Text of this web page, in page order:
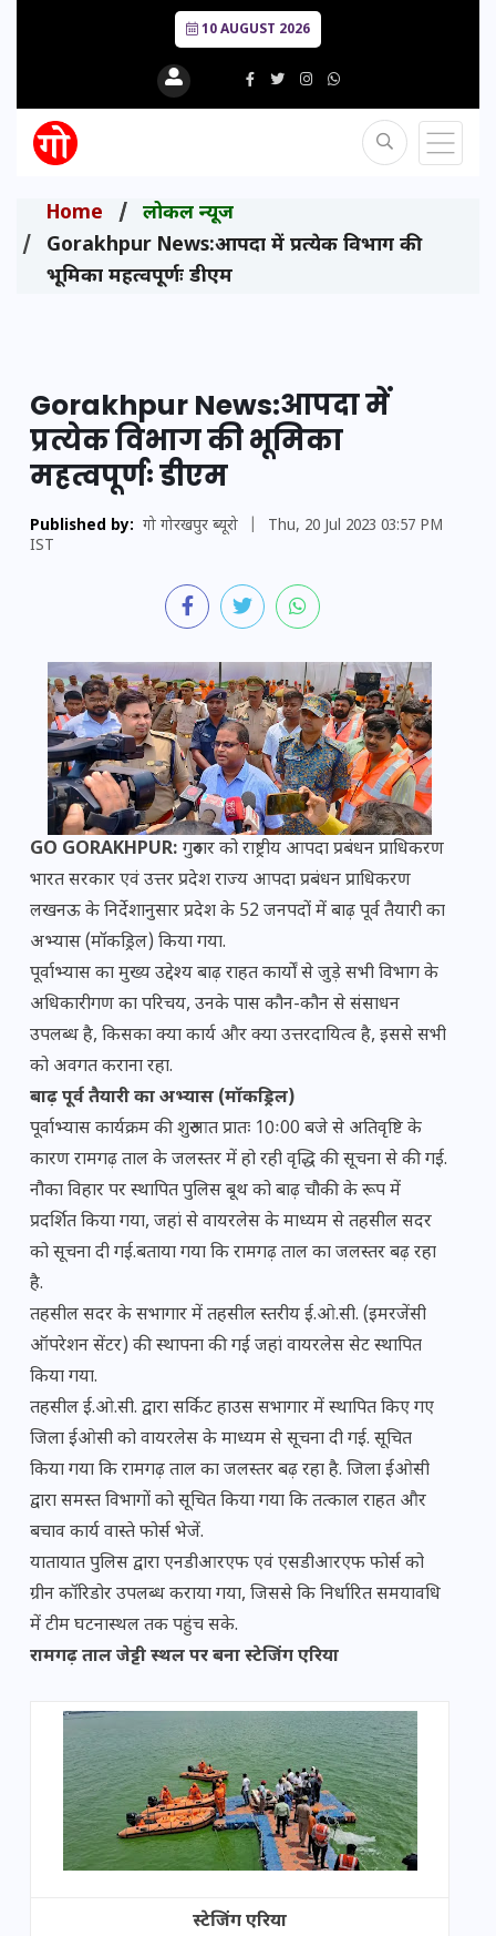
10 AUGUST 2026
Home
लोकल न्यूज
Gorakhpur News:आपदा में प्रत्येक विभाग की
भूमिका महत्वपूर्णः डीएम
Gorakhpur News:आपदा में
प्रत्येक विभाग की भूमिका
महत्वपूर्णः डीएम
Published by: गो गोरखपुर ब्यूरो
Thu, 20 Jul 2023 03:57 PM
IST
GO GORAKHPUR: गुरुवार को राष्ट्रीय आपदा प्रबंधन प्राधिकरण
भारत सरकार एवं उत्तर प्रदेश राज्य आपदा प्रबंधन प्राधिकरण
लखनऊ के निर्देशानुसार प्रदेश के 52 जनपदों में बाढ़ पूर्व तैयारी का
अभ्यास (मॉकड्रिल) किया गया.
पूर्वाभ्यास का मुख्य उद्देश्य बाढ़ राहत कार्यों से जुड़े सभी विभाग के
अधिकारीगण का परिचय, उनके पास कौन-कौन से संसाधन
उपलब्ध है, किसका क्या कार्य और क्या उत्तरदायित्व है, इससे सभी
को अवगत कराना रहा.
बाढ़ पूर्व तैयारी का अभ्यास (मॉकड्रिल)
पूर्वाभ्यास कार्यक्रम की शुरुआत प्रातः 10ः00 बजे से अतिवृष्टि के
कारण रामगढ़ ताल के जलस्तर में हो रही वृद्धि की सूचना से की गई.
नौका विहार पर स्थापित पुलिस बूथ को बाढ़ चौकी के रूप में
प्रदर्शित किया गया, जहां से वायरलेस के माध्यम से तहसील सदर
को सूचना दी गई.बताया गया कि रामगढ़ ताल का जलस्तर बढ़ रहा
है.
तहसील सदर के सभागार में तहसील स्तरीय ई.ओ.सी. (इमरजेंसी
ऑपरेशन सेंटर) की स्थापना की गई जहां वायरलेस सेट स्थापित
किया गया.
तहसील ई.ओ.सी. द्वारा सर्किट हाउस सभागार में स्थापित किए गए
जिला ईओसी को वायरलेस के माध्यम से सूचना दी गई. सूचित
किया गया कि रामगढ़ ताल का जलस्तर बढ़ रहा है. जिला ईओसी
द्वारा समस्त विभागों को सूचित किया गया कि तत्काल राहत और
बचाव कार्य वास्ते फोर्स भेजें.
यातायात पुलिस द्वारा एनडीआरएफ एवं एसडीआरएफ फोर्स को
ग्रीन कॉरिडोर उपलब्ध कराया गया, जिससे कि निर्धारित समयावधि
में टीम घटनास्थल तक पहुंच सके.
रामगढ़ ताल जेट्टी स्थल पर बना स्टेजिंग एरिया
स्टेजिंग एरिया